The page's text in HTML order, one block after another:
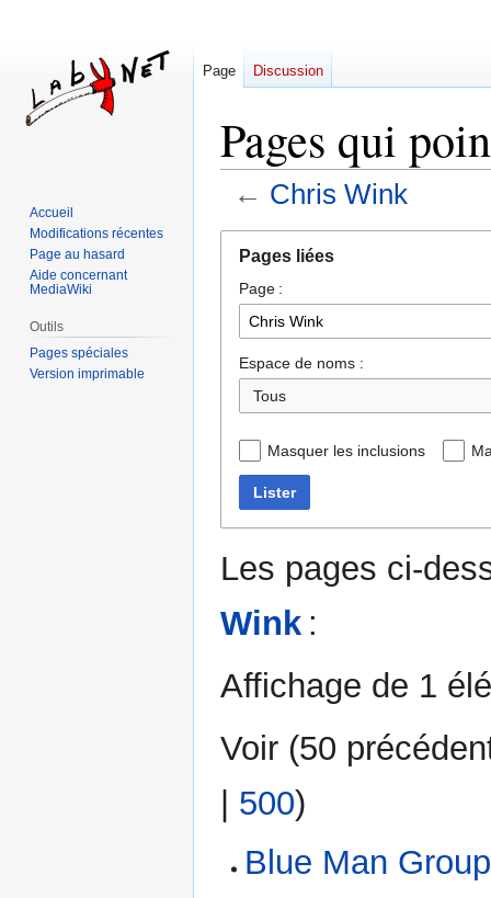
Pages qui
← Chris Wink
navigation
recherche
Pages liées
Page :
Espace de noms :
Tous
Masquer les inclusions
Lister
Les pages ci-
Wink :
Affichage de 1
Voir (50
| 500)
Blue Man Group
Page Discussion
Accueil
Modifications récentes
Page au hasard
Aide concernant
MediaWiki
Outils
Pages spéciales
Version imprimable